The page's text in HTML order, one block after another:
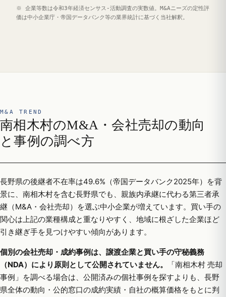
※ 企業等数は令和3年経済センサス‐活動調査の実数値。M&Aニーズの定性評
価は中小企業庁・帝国データバンク等の業界統計に基づく当社解釈。
M&A TREND
南相木村のM&A・会社売却の動向
と事例の調べ方
長野県の後継者不在率は49.6%（帝国データバンク2025年）を背
景に、南相木村を含む長野県でも、親族内承継に代わる第三者承
継（M&A・会社売却）を選ぶ中小企業が増えています。買い手の
関心は上記の業種構成と重なりやすく、地域に根ざした企業ほど
引き継ぎ手を見つけやすい傾向があります。
個別の会社売却・成約事例は、譲渡企業と買い手の守秘義務
（NDA）により原則として公開されていません。
「南相木村 売却
事例」を調べる場合は、公開済みの個社事例を探すよりも、長野
県全体の動向・公的窓口の成約実績・自社の概算価格をもとに判